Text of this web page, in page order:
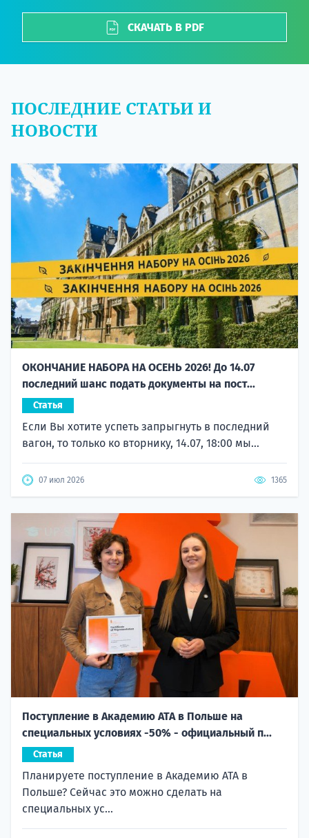
СКАЧАТЬ В PDF
ПОСЛЕДНИЕ СТАТЬИ И
НОВОСТИ
ОКОНЧАНИЕ НАБОРА НА ОСЕНЬ 2026! До 14.07
последний шанс подать документы на пост...
Статья
Если Вы хотите успеть запрыгнуть в последний
вагон, то только ко вторнику, 14.07, 18:00 мы...
07 июл 2026 1365
Поступление в Академию ATA в Польше на
специальных условиях -50% - официальный п...
Статья
Планируете поступление в Академию ATA в
Польше? Сейчас это можно сделать на
специальных ус...